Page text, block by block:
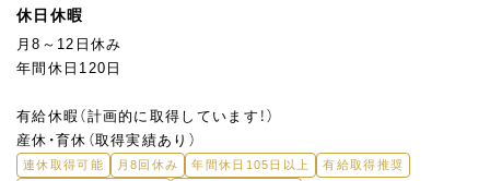
休日休暇
月8～12日休み
年間休日120日
有給休暇（計画的に取得しています！）
産休・育休（取得実績あり）
連休取得可能 月8回休み 年間休日105日以上
有給取得推奨